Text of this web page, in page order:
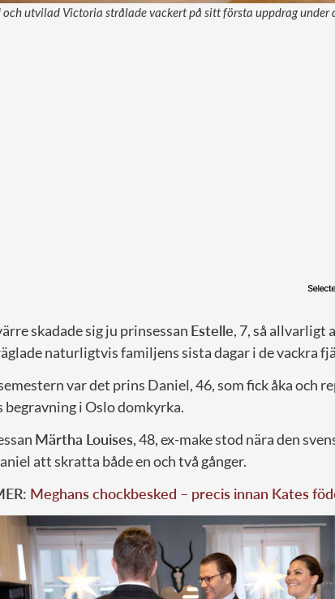
och utvilad Victoria strålade vackert på sitt första uppdrag under
skadade sig ju prinsessan Estelle, 7, så allvarligt
naturligtvis familjens sista dagar i de vackra
var det prins Daniel, 46, som fick åka och
begravning i Oslo domkyrka.
Märtha Louises, 48, ex-make stod nära den
att skratta både en och två gånger.
Meghans chockbesked – precis innan Kates